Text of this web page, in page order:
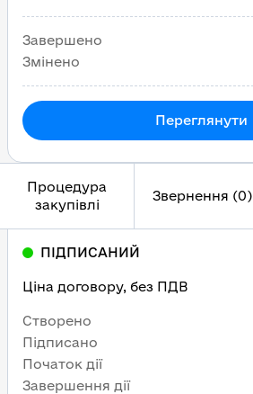
Процедура
закупівлі
Звернення (0)
ПІДПИСАНИЙ
Ціна договору, без ПДВ
Створено
Підписано
Початок дії
Завершення дії
Завершено
Змінено
Переглянути